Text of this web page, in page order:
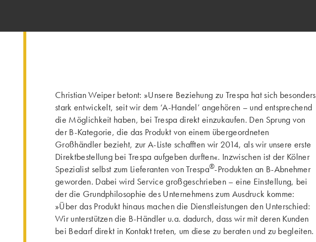
Christian Weiper betont: »Unsere Beziehung zu Trespa hat sich besonders
stark entwickelt, seit wir dem ‘A-Handel’ angehören – und entsprechend
die Möglichkeit haben, bei Trespa direkt einzukaufen. Den Sprung von
der B-Kategorie, die das Produkt von einem übergeordneten
Großhändler bezieht, zur A-Liste schafften wir 2014, als wir unsere erste
Direktbestellung bei Trespa aufgeben durften«. Inzwischen ist der Kölner
Spezialist selbst zum Lieferanten von Trespa®-Produkten an B-Abnehmer
geworden. Dabei wird Service großgeschrieben – eine Einstellung, bei
der die Grundphilosophie des Unternehmens zum Ausdruck komme:
»Über das Produkt hinaus machen die Dienstleistungen den Unterschied:
Wir unterstützen die B-Händler u.a. dadurch, dass wir mit deren Kunden
bei Bedarf direkt in Kontakt treten, um diese zu beraten und zu begleiten.